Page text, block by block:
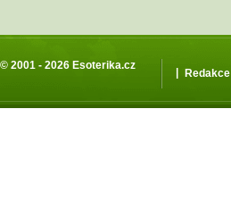
© 2001 - 2026 Esoterika.cz
| Redakce